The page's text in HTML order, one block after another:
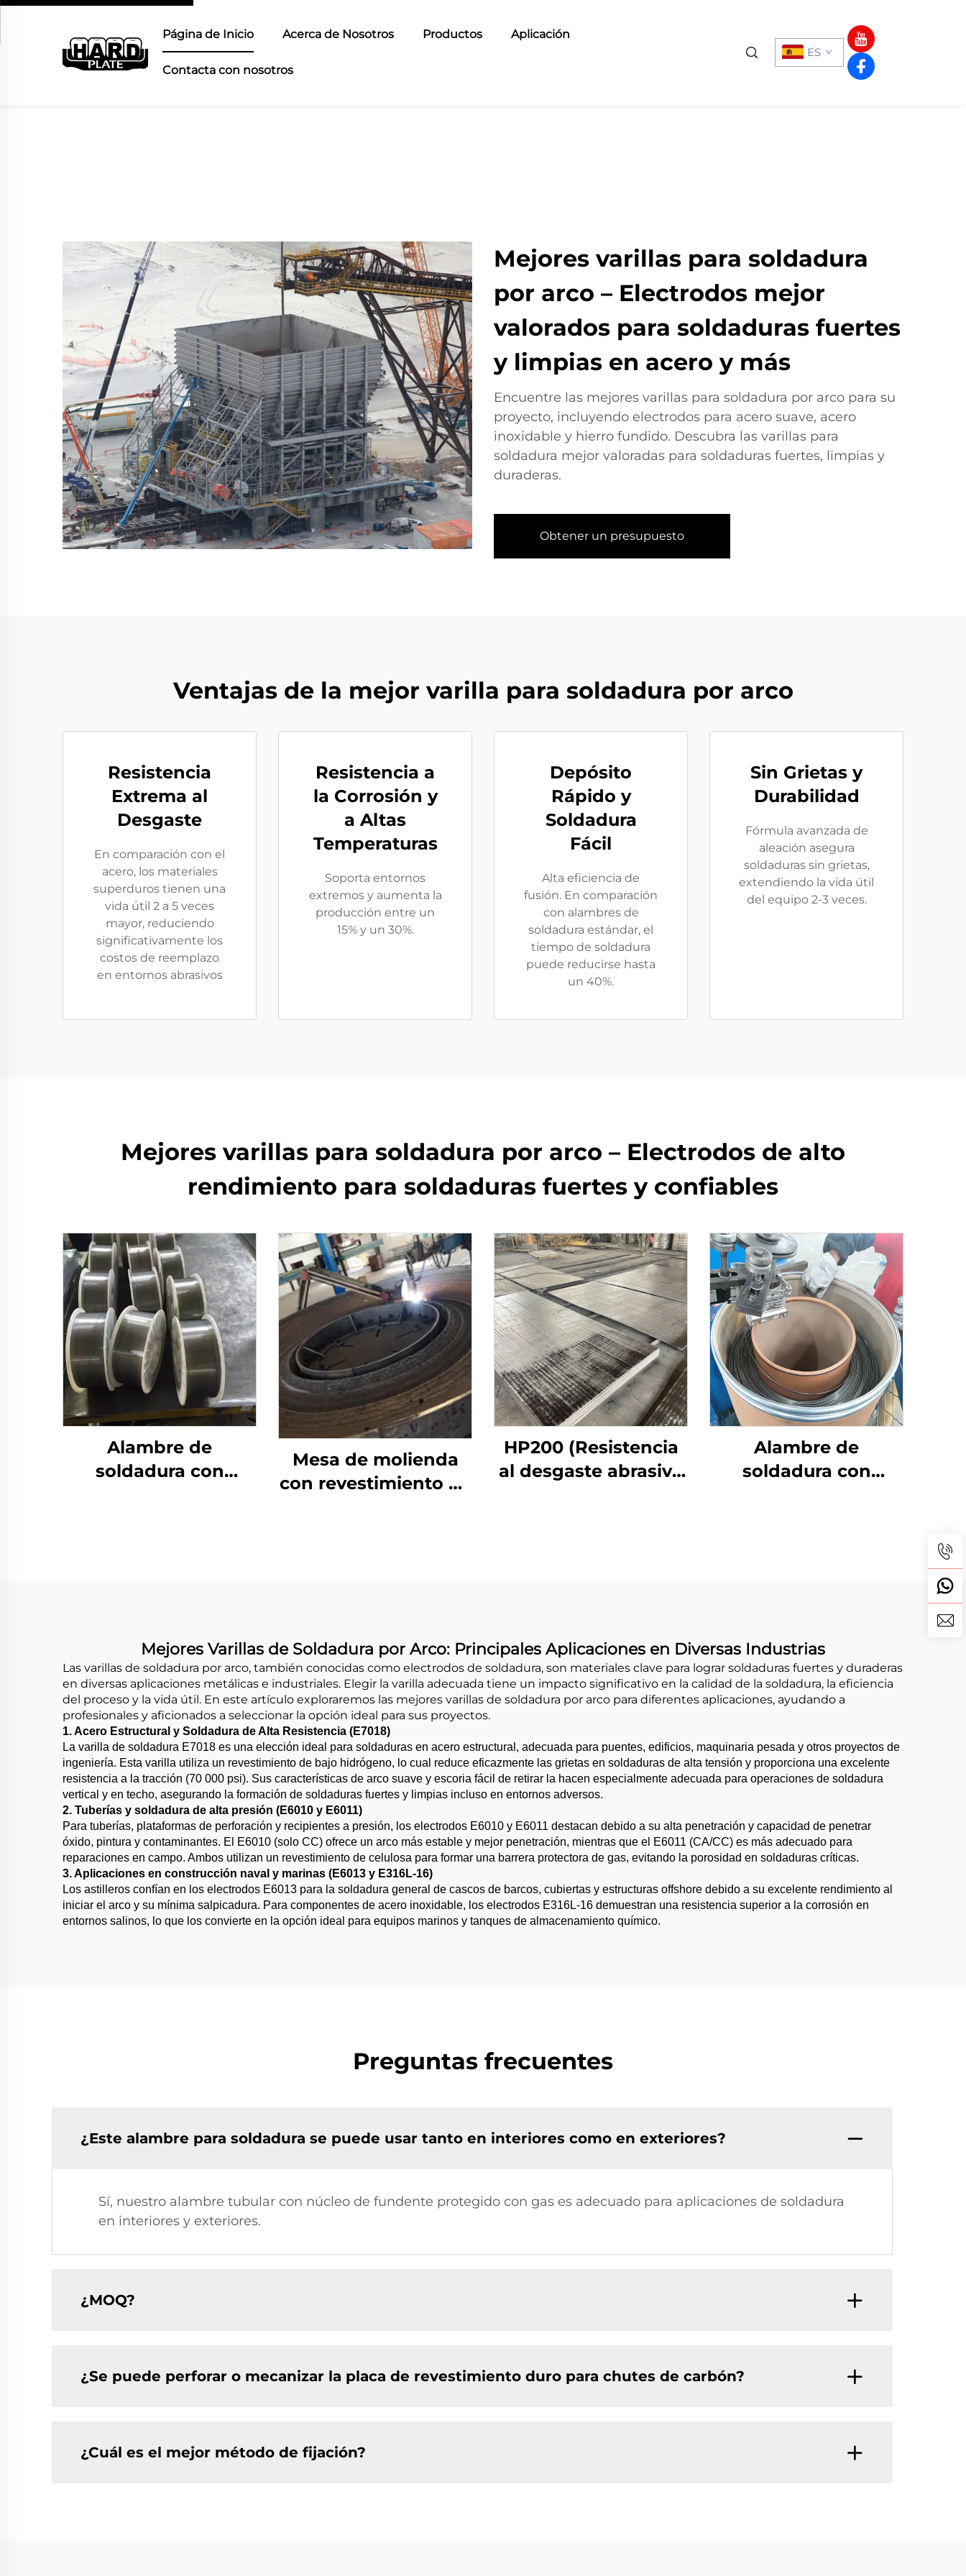
Página de Inicio Acerca de Nosotros Productos Aplicación
Contacta con nosotros
ES
Mejores varillas para soldadura
por arco – Electrodos mejor
valorados para soldaduras fuertes
y limpias en acero y más
Encuentre las mejores varillas para soldadura por arco para su
proyecto, incluyendo electrodos para acero suave, acero
inoxidable y hierro fundido. Descubra las varillas para
soldadura mejor valoradas para soldaduras fuertes, limpias y
duraderas.
Obtener un presupuesto
Ventajas de la mejor varilla para soldadura por arco
Resistencia
Extrema al
Desgaste
En comparación con el
acero, los materiales
superduros tienen una
vida útil 2 a 5 veces
mayor, reduciendo
significativamente los
costos de reemplazo
en entornos abrasivos
Resistencia a
la Corrosión y
a Altas
Temperaturas
Soporta entornos
extremos y aumenta la
producción entre un
15% y un 30%.
Depósito
Rápido y
Soldadura
Fácil
Alta eficiencia de
fusión. En comparación
con alambres de
soldadura estándar, el
tiempo de soldadura
puede reducirse hasta
un 40%.
Sin Grietas y
Durabilidad
Fórmula avanzada de
aleación asegura
soldaduras sin grietas,
extendiendo la vida útil
del equipo 2-3 veces.
Mejores varillas para soldadura por arco – Electrodos de alto
rendimiento para soldaduras fuertes y confiables
Alambre de
soldadura con
Mesa de molienda
con revestimiento de
HP200 (Resistencia
al desgaste abrasivo
Alambre de
soldadura con
Mejores Varillas de Soldadura por Arco: Principales Aplicaciones en Diversas Industrias
Las varillas de soldadura por arco, también conocidas como electrodos de soldadura, son materiales clave para lograr soldaduras fuertes y duraderas
en diversas aplicaciones metálicas e industriales. Elegir la varilla adecuada tiene un impacto significativo en la calidad de la soldadura, la eficiencia
del proceso y la vida útil. En este artículo exploraremos las mejores varillas de soldadura por arco para diferentes aplicaciones, ayudando a
profesionales y aficionados a seleccionar la opción ideal para sus proyectos.
1. Acero Estructural y Soldadura de Alta Resistencia (E7018)
La varilla de soldadura E7018 es una elección ideal para soldaduras en acero estructural, adecuada para puentes, edificios, maquinaria pesada y otros proyectos de
ingeniería. Esta varilla utiliza un revestimiento de bajo hidrógeno, lo cual reduce eficazmente las grietas en soldaduras de alta tensión y proporciona una excelente
resistencia a la tracción (70 000 psi). Sus características de arco suave y escoria fácil de retirar la hacen especialmente adecuada para operaciones de soldadura
vertical y en techo, asegurando la formación de soldaduras fuertes y limpias incluso en entornos adversos.
2. Tuberías y soldadura de alta presión (E6010 y E6011)
Para tuberías, plataformas de perforación y recipientes a presión, los electrodos E6010 y E6011 destacan debido a su alta penetración y capacidad de penetrar
óxido, pintura y contaminantes. El E6010 (solo CC) ofrece un arco más estable y mejor penetración, mientras que el E6011 (CA/CC) es más adecuado para
reparaciones en campo. Ambos utilizan un revestimiento de celulosa para formar una barrera protectora de gas, evitando la porosidad en soldaduras críticas.
3. Aplicaciones en construcción naval y marinas (E6013 y E316L-16)
Los astilleros confían en los electrodos E6013 para la soldadura general de cascos de barcos, cubiertas y estructuras offshore debido a su excelente rendimiento al
iniciar el arco y su mínima salpicadura. Para componentes de acero inoxidable, los electrodos E316L-16 demuestran una resistencia superior a la corrosión en
entornos salinos, lo que los convierte en la opción ideal para equipos marinos y tanques de almacenamiento químico.
Preguntas frecuentes
¿Este alambre para soldadura se puede usar tanto en interiores como en exteriores?
Sí, nuestro alambre tubular con núcleo de fundente protegido con gas es adecuado para aplicaciones de soldadura
en interiores y exteriores.
¿MOQ?
¿Se puede perforar o mecanizar la placa de revestimiento duro para chutes de carbón?
¿Cuál es el mejor método de fijación?